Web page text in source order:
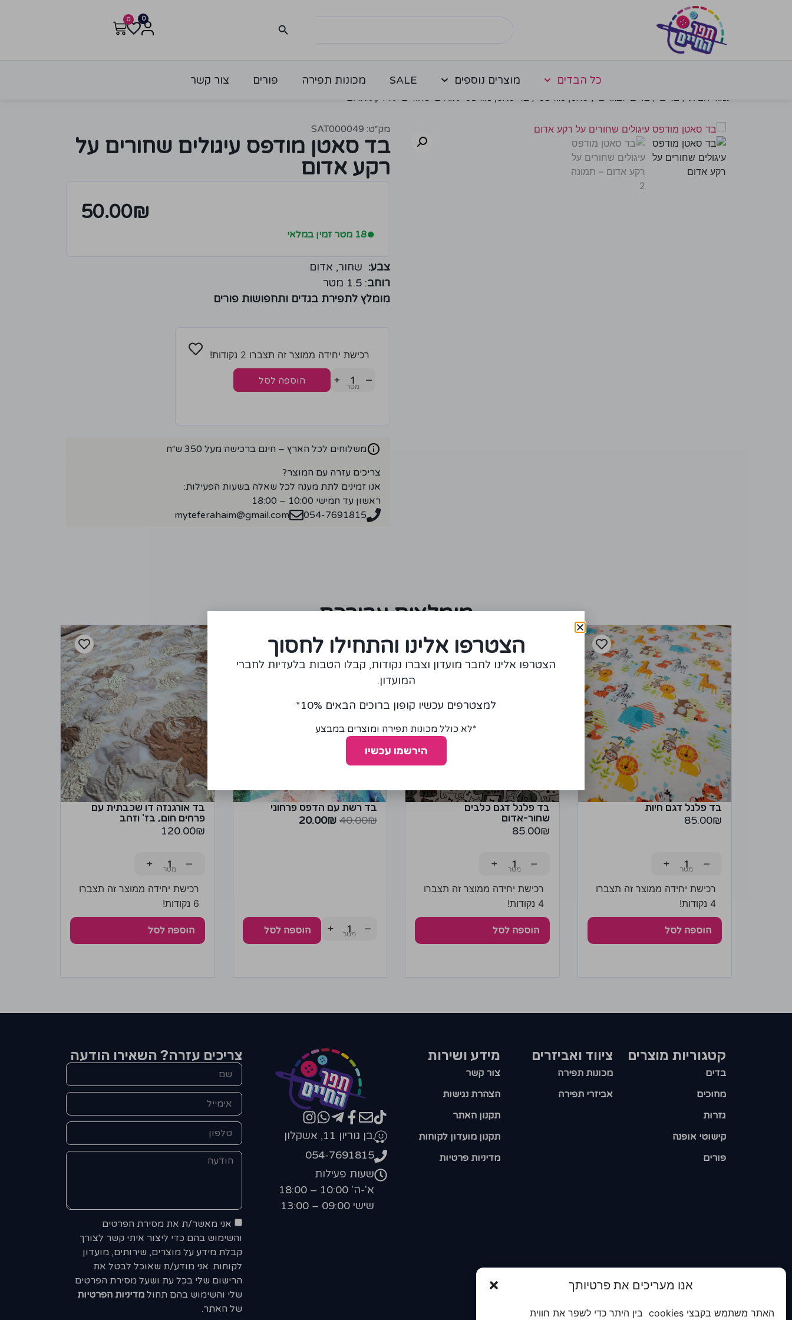
אנו מעריכים את פרטיותך
האתר משתמש בקבצי cookies בין היתר כדי לשפר את חווית
0
0
כל הבדים מוצרים נוספים SALE מכונות תפירה פורים צור קשר
מק״ט: SAT000049
בד סאטן מודפס עיגולים שחורים על
רקע אדום
50.00₪
●18 מטר זמין במלאי
צבע: שחור, אדום
רוחב: 1.5 מטר
מומלץ לתפירת בגדים ותחפושות פורים
רכישת יחידה ממוצר זה תצברו 2 נקודות!
−
+ הוספה לסל
משלוחים לכל הארץ – חינם ברכישה מעל 350 ש״ח
צריכים עזרה עם המוצר?
אנו זמינים לתת מענה לכל שאלה בשעות הפעילות:
ראשון עד חמישי 10:00 – 18:00
054-7691815
myteferahaim@gmail.com
מומלצים עבורכם
בד פלנל דגם חיות
85.00₪
−
+
רכישת יחידה ממוצר זה תצברו
4 נקודות!
הוספה לסל
בד פלנל דגם כלבים
שחור-אדום
85.00₪
−
+
רכישת יחידה ממוצר זה תצברו
4 נקודות!
הוספה לסל
מבצע!
בד רשת עם הדפס פרחוני
40.00₪
20.00₪
−
+ הוספה לסל
בד אורגנזה דו שכבתית עם
פרחים חום, בז' וזהב
120.00₪
−
+
רכישת יחידה ממוצר זה תצברו
6 נקודות!
הוספה לסל
קטגוריות מוצרים​
בדים
מחוכים
גזרות
קישוטי אופנה
פורים
ציווד ואביזרים
מכונות תפירה
אביזרי תפירה
מידע ושירות
צור קשר
הצהרת נגישות
תקנון האתר
תקנון מועדון לקוחות
מדיניות פרטיות
בן גוריון 11, אשקלון
054-7691815
שעות פעילות
א'-ה' 10:00 – 18:00
שישי 09:00 – 13:00
צריכים עזרה? השאירו הודעה
אני מאשר/ת את מסירת הפרטים
והשימוש בהם כדי ליצור איתי קשר לצורך
קבלת מידע על מוצרים, שירותים, מועדון
לקוחות. אני מודע/ת שאוכל לבטל את
הרישום שלי בכל עת ושעל מסירת הפרטים
שלי והשימוש בהם תחול מדיניות הפרטיות
של האתר.
הצטרפו אלינו והתחילו לחסוך
הצטרפו אלינו לחבר מועדון וצברו נקודות, קבלו הטבות בלעדיות לחברי
המועדון.
למצטרפים עכשיו קופון ברוכים הבאים 10%*
*לא כולל מכונות תפירה ומוצרים במבצע
הירשמו עכשיו